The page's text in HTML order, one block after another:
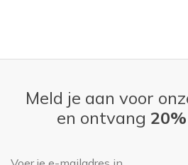
Meld je aan voor
en ontvang
E-mailadres